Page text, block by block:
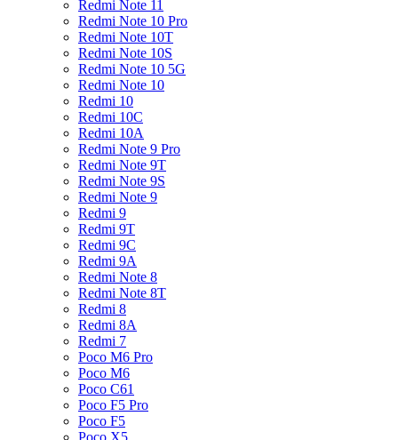
Redmi Note 11
Redmi Note 10 Pro
Redmi Note 10T
Redmi Note 10S
Redmi Note 10 5G
Redmi Note 10
Redmi 10
Redmi 10C
Redmi 10A
Redmi Note 9 Pro
Redmi Note 9T
Redmi Note 9S
Redmi Note 9
Redmi 9
Redmi 9T
Redmi 9C
Redmi 9A
Redmi Note 8
Redmi Note 8T
Redmi 8
Redmi 8A
Redmi 7
Poco M6 Pro
Poco M6
Poco C61
Poco F5 Pro
Poco F5
Poco X5